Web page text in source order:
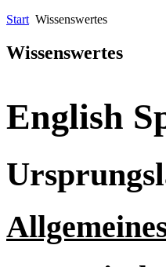
Start Wissenswertes
Wissenswertes
English